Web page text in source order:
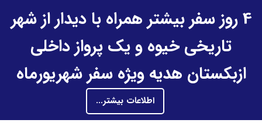
4 روز سفر بیشتر همراه با دیدار از شهر
تاریخی خیوه و یک پرواز داخلی
ازبکستان هدیه ویژه سفر شهریورماه
اطلاعات بیشتر...